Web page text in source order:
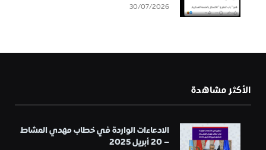
30/07/2026
الأكثر مشاهدة
الادعاءات الواردة في خطاب مهدي المشاط
– 20 أبريل 2025